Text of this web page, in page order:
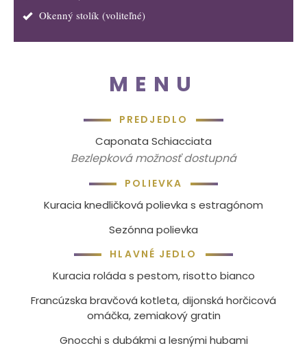
Okenný stolík (voliteľné)
MENU
PREDJEDLO
Caponata Schiacciata
Bezlepková možnosť dostupná
POLIEVKA
Kuracia knedličková polievka s estragónom
Sezónna polievka
HLAVNÉ JEDLO
Kuracia roláda s pestom, risotto bianco
Francúzska bravčová kotleta, dijonská horčicová
omáčka, zemiakový gratin
Gnocchi s dubákmi a lesnými hubami